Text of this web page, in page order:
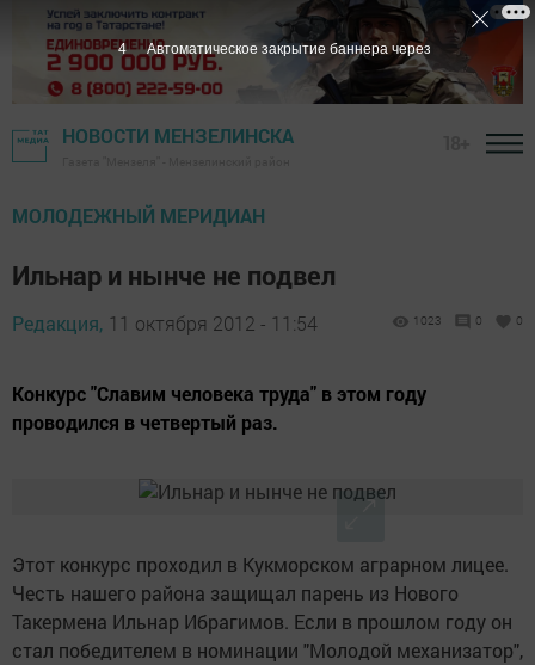
НОВОСТИ МЕНЗЕЛИНСКА
МОЛОДЕЖНЫЙ МЕРИДИАН
Ильнар и нынче не подвел
Редакция, 11 октября 2012 - 11:54 1023 0 0
Конкурс "Славим человека труда" в этом году
проводился в четвертый раз.
Этот конкурс проходил в Кукморском аграрном лицее.
Честь нашего района защищал парень из Нового
Такермена Ильнар Ибрагимов. Если в прошлом году он
стал победителем в номинации "Молодой механизатор",
3 Автоматическое закрытие баннера через